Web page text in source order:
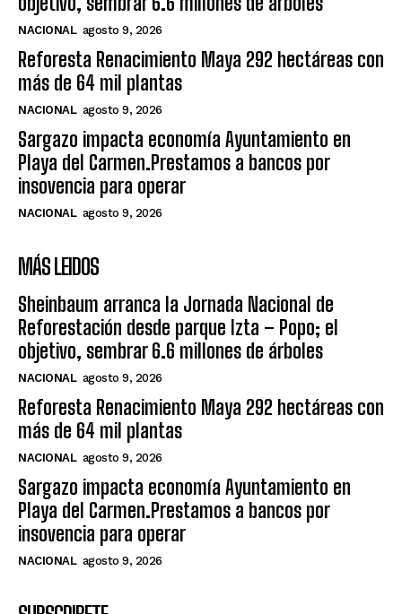
NACIONAL agosto 9, 2026
Reforesta Renacimiento Maya 292 hectáreas con
más de 64 mil plantas
NACIONAL agosto 9, 2026
Sargazo impacta economía Ayuntamiento en
Playa del Carmen.Prestamos a bancos por
insovencia para operar
NACIONAL agosto 9, 2026
MÁS LEIDOS
Sheinbaum arranca la Jornada Nacional de
Reforestación desde parque Izta – Popo; el
objetivo, sembrar 6.6 millones de árboles
NACIONAL agosto 9, 2026
Reforesta Renacimiento Maya 292 hectáreas con
más de 64 mil plantas
NACIONAL agosto 9, 2026
Sargazo impacta economía Ayuntamiento en
Playa del Carmen.Prestamos a bancos por
insovencia para operar
NACIONAL agosto 9, 2026